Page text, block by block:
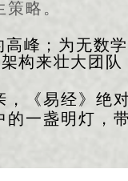
略。​
峰；为无数
构来壮大团队
《易经》绝
一盏明灯，